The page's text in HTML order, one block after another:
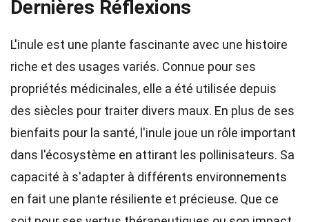
Dernières Réflexions
L'inule est une plante fascinante avec une histoire
riche et des usages variés. Connue pour ses
propriétés médicinales, elle a été utilisée depuis
des siècles pour traiter divers maux. En plus de ses
bienfaits pour la santé, l'inule joue un rôle important
dans l'écosystème en attirant les pollinisateurs. Sa
capacité à s'adapter à différents environnements
en fait une plante résiliente et précieuse. Que ce